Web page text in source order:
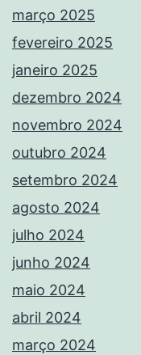
março 2025
fevereiro 2025
janeiro 2025
dezembro 2024
novembro 2024
outubro 2024
setembro 2024
agosto 2024
julho 2024
junho 2024
maio 2024
abril 2024
março 2024